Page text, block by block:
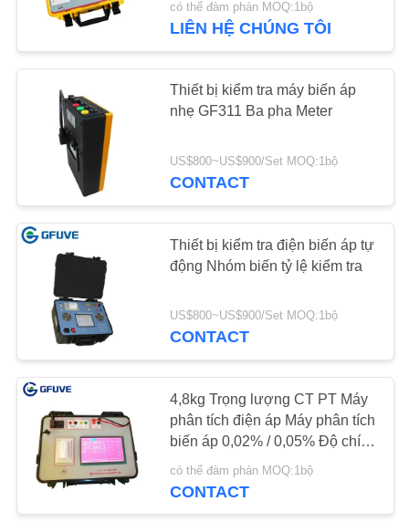
có thể đàm phán MOQ:1bộ
LIÊN HỆ CHÚNG TÔI
Thiết bị kiểm tra máy biến áp
nhẹ GF311 Ba pha Meter
US$800~US$900/Set MOQ:1bộ
CONTACT
Thiết bị kiểm tra điện biến áp tự
động Nhóm biến tỷ lệ kiểm tra
US$800~US$900/Set MOQ:1bộ
CONTACT
4,8kg Trọng lượng CT PT Máy
phân tích điện áp Máy phân tích
biến áp 0,02% / 0,05% Độ chính
xác
có thể đàm phán MOQ:1bộ
CONTACT